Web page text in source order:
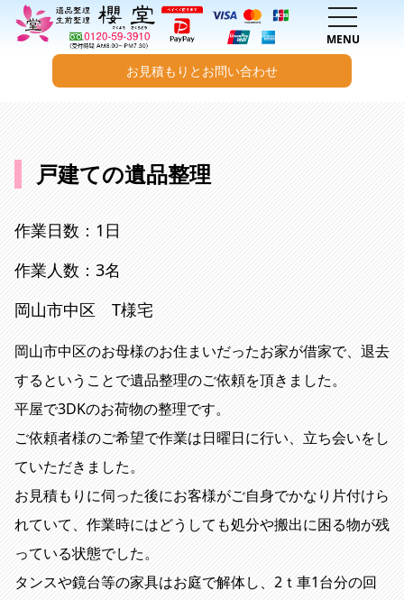
toggle
MENU
お見積もりとお問い合わせ
戸建ての遺品整理
作業日数：1日
作業人数：3名
岡山市中区 T様宅
岡山市中区のお母様のお住まいだったお家が借家で、退去
するということで遺品整理のご依頼を頂きました。
平屋で3DKのお荷物の整理です。
ご依頼者様のご希望で作業は日曜日に行い、立ち会いをし
ていただきました。
お見積もりに伺った後にお客様がご自身でかなり片付けら
れていて、作業時にはどうしても処分や搬出に困る物が残
っている状態でした。
タンスや鏡台等の家具はお庭で解体し、2ｔ車1台分の回